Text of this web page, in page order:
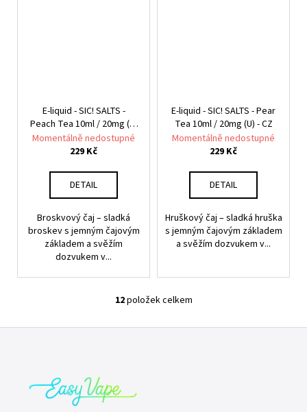
E-liquid - SIC! SALTS -
Peach Tea 10ml / 20mg (U)
- CZ
Momentálně nedostupné
229 Kč
DETAIL
Broskvový čaj – sladká
broskev s jemným čajovým
základem a svěžím
dozvukem v...
E-liquid - SIC! SALTS - Pear
Tea 10ml / 20mg (U) - CZ
Momentálně nedostupné
229 Kč
DETAIL
Hruškový čaj – sladká hruška
s jemným čajovým základem
a svěžím dozvukem v...
O
12položek celkem